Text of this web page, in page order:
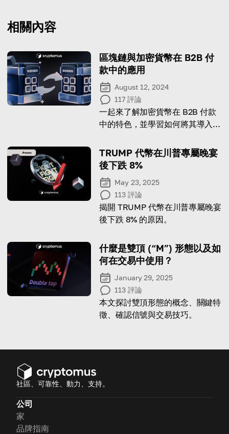
相關內容
區塊鏈與加密貨幣在 B2B 付
款中的應用
August 12, 2024
117 評論
一起來了解加密貨幣在 B2B 付款
中的特色，並學習如何將其導入你
TRUMP 代幣在川普專屬晚宴
後下跌 8%
May 23, 2025
113 評論
揭開 TRUMP 代幣在川普專屬晚宴
後下跌 8% 的原因。
什麼是雙頂 (“M”) 形態以及如
何在交易中使用？
January 29, 2025
113 評論
本文探討雙頂形態的概念、關鍵特
徵、確認信號與交易技巧。
社區、可靠性、動力、支持。
公司
家
品牌指南